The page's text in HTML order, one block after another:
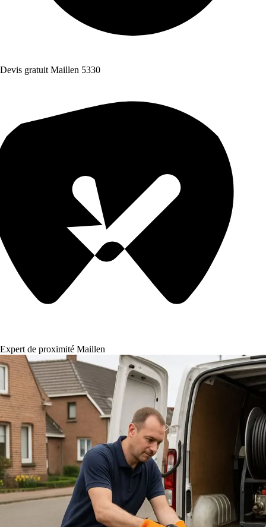
Devis gratuit Maillen 5330
Expert de proximité Maillen